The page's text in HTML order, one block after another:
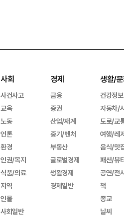
사회
사건사고
교육
노동
언론
환경
인권/복지
식품/의료
지역
인물
사회일반
경제
금융
증권
산업/재계
중기/벤처
부동산
글로벌경제
생활경제
경제일반
생활/
건강정보
자동차/
도로/교
여행/레
음식/맛
패션/뷰
공연/전
책
종교
날씨